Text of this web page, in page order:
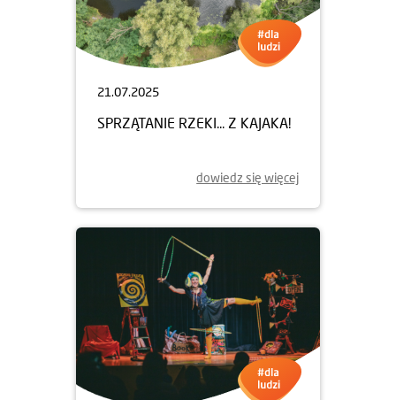
21.07.2025
SPRZĄTANIE RZEKI... Z KAJAKA!
dowiedz się więcej